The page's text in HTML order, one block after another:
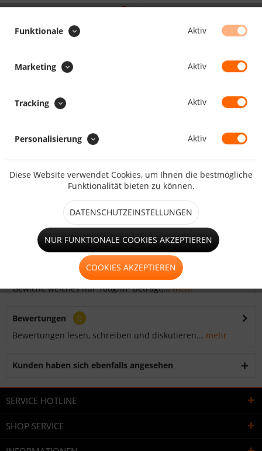
12.15 CHF *
inkl. MwSt.zzgl. Versandkosten
IN DEN WARENKORB
Artikel-Nr.: HO1326
Die Vorteile der Bauzaunplane liegen in ihrem geringen
Gewicht, welches nur 160g/m² beträgt,...mehr
Bewertungen
0
Bewertungen lesen, schreiben und diskutieren... mehr
Kunden haben sich ebenfalls angesehen
SERVICE HOTLINE
SHOP SERVICE
Funktionale Aktiv
Marketing Aktiv
Tracking Aktiv
Personalisierung Aktiv
Diese Website verwendet Cookies, um Ihnen die bestmögliche
Funktionalität bieten zu können.
DATENSCHUTZEINSTELLUNGEN
NUR FUNKTIONALE COOKIES AKZEPTIEREN
COOKIES AKZEPTIEREN